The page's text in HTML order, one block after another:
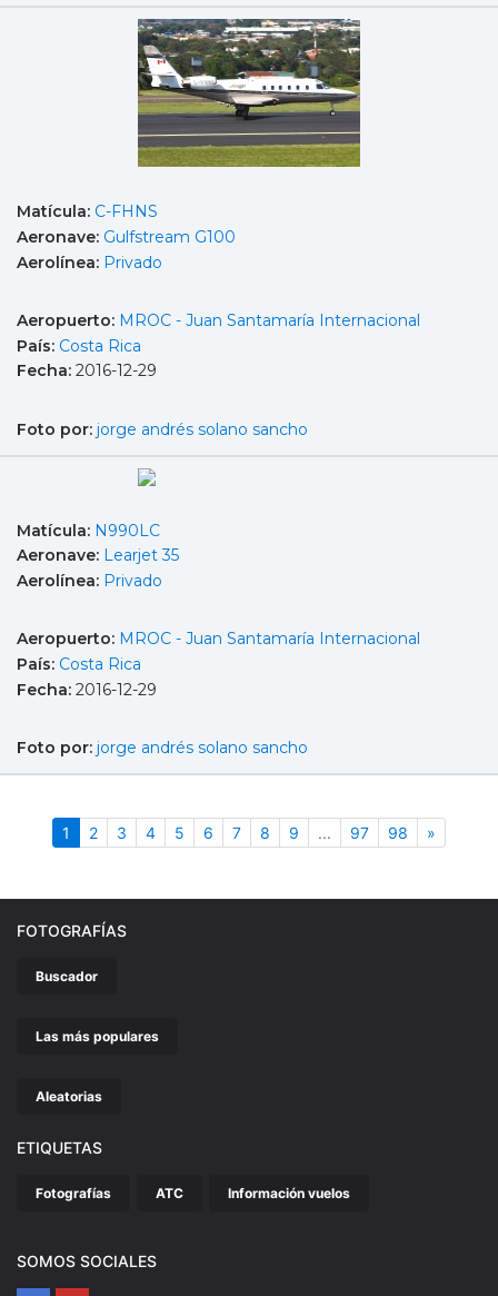
Matícula: C-FHNS
Aeronave: Gulfstream G100
Aerolínea: Privado
Aeropuerto: MROC - Juan Santamaría Internacional
País: Costa Rica
Fecha: 2016-12-29
Foto por: jorge andrés solano sancho
Matícula: N990LC
Aeronave: Learjet 35
Aerolínea: Privado
Aeropuerto: MROC - Juan Santamaría Internacional
País: Costa Rica
Fecha: 2016-12-29
Foto por: jorge andrés solano sancho
1 (actual)
2 3 4 5 6 7 8 9 ... 97 98 »
FOTOGRAFÍAS
Buscador
Las más populares
Aleatorias
ETIQUETAS
Fotografías ATC Información vuelos
SOMOS SOCIALES